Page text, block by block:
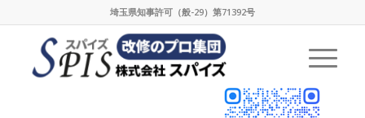
埼玉県知事許可（般-29）第71392号